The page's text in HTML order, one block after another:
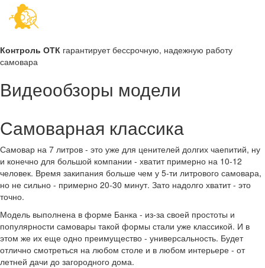
Контроль ОТК гарантирует бессрочную, надежную работу
самовара
Видеообзоры модели
Самоварная классика
Самовар на 7 литров - это уже для ценителей долгих чаепитий, ну
и конечно для большой компании - хватит примерно на 10-12
человек. Время закипания больше чем у 5-ти литрового самовара,
но не сильно - примерно 20-30 минут. Зато надолго хватит - это
точно.
Модель выполнена в форме Банка - из-за своей простоты и
популярности самовары такой формы стали уже классикой. И в
этом же их еще одно преимущество - универсальность. Будет
отлично смотреться на любом столе и в любом интерьере - от
летней дачи до загородного дома.